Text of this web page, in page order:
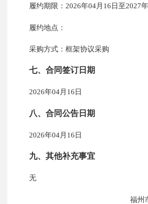
履约期限：2026年04月16日至2027年
履约地点：
采购方式：框架协议采购
七、合同签订日期
2026年04月16日
八、合同公告日期
2026年04月16日
九、其他补充事宜
无
福州市